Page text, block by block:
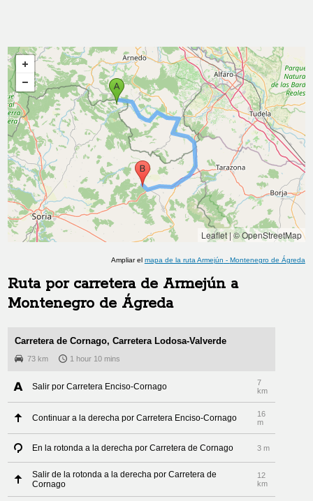
Leaflet|© OpenStreetMap
Ampliar el mapa de la ruta Armejún - Montenegro de Ágreda
Ruta por carretera de Armejún a
Montenegro de Ágreda
Carretera de Cornago, Carretera Lodosa-Valverde
73 km 1 hour 10 mins
Salir por Carretera Enciso-Cornago
7
km
Continuar a la derecha por Carretera Enciso-Cornago
16
m
En la rotonda a la derecha por Carretera de Cornago 3 m
Salir de la rotonda a la derecha por Carretera de
Cornago
12
km